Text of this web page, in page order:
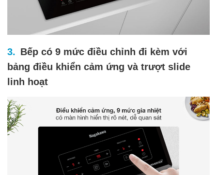
Bếp có 9 mức điều chỉnh đi kèm với
bảng điều khiển cảm ứng và trượt slide
linh hoạt